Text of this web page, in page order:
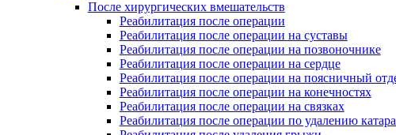
После хирургических вмешательств
Реабилитация после операции
Реабилитация после операции на суставы
Реабилитация после операции на позвоночнике
Реабилитация после операции на сердце
Реабилитация после операции на поясничный
Реабилитация после операции на конечностях
Реабилитация после операции на связках
Реабилитация после операции по удалению